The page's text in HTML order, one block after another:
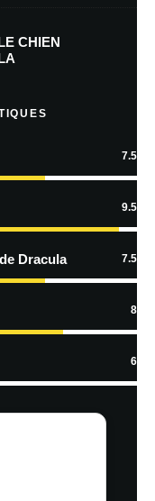
par e-mail.
mail.
En savoir
CHIEN
7.5
9.5
Dracula 7.5
8
6